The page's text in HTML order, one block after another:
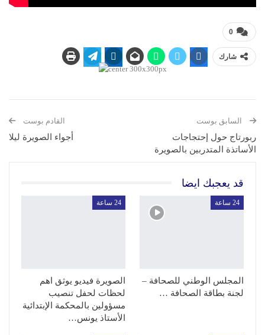
0
شارك
السابق بوست
ربورتاج حول إحتجاجات
الأساتذة المتدربين بالصويرة
القادم بوست
أجواء الصويرة ليلا
قد يعجبك ايضا
24 ساعة
المجلس الوطني للصحافة –
لجنة بطاقة الصحافة …
24 ساعة
الصويرة فيديو يوثق اهم
لحظات لحفل تنصيب
مسؤولين بالمحكمة الإبتدائية
الأستاذ يونس…